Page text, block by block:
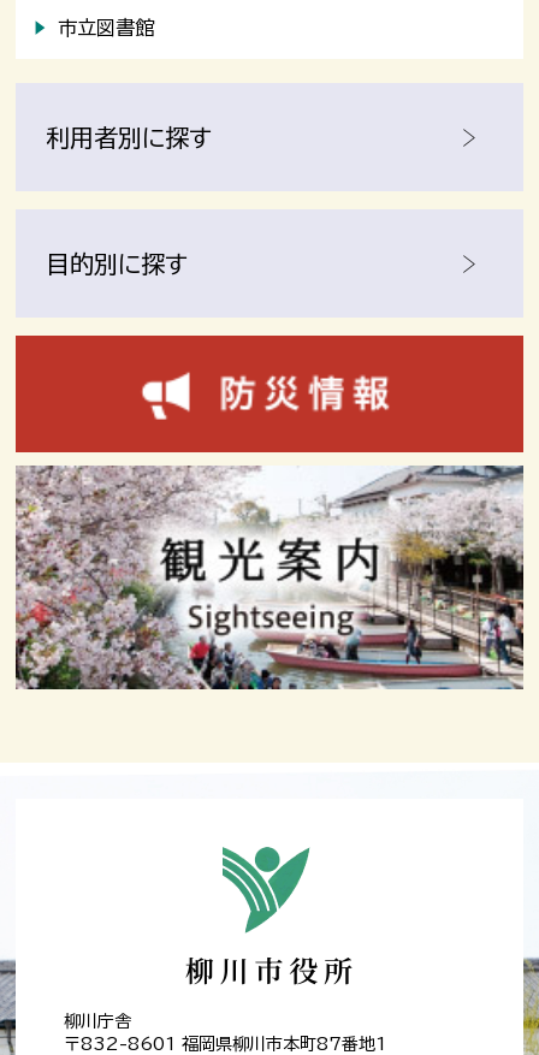
市立図書館
利用者別に探す
目的別に探す
柳川庁舎
〒832-8601 福岡県柳川市本町87番地1